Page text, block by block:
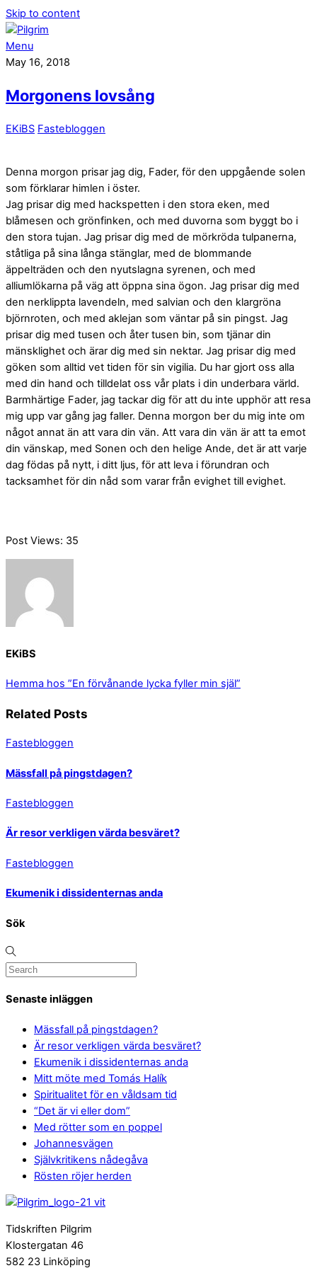
Skip to content
Menu
May 16, 2018
Morgonens lovsång
EKiBS Fastebloggen
Denna morgon prisar jag dig, Fader, för den uppgående solen
som förklarar himlen i öster.
Jag prisar dig med hackspetten i den stora eken, med
blåmesen och grönfinken, och med duvorna som byggt bo i
den stora tujan. Jag prisar dig med de mörkröda tulpanerna,
ståtliga på sina långa stänglar, med de blommande
äppelträden och den nyutslagna syrenen, och med
alliumlökarna på väg att öppna sina ögon. Jag prisar dig med
den nerklippta lavendeln, med salvian och den klargröna
björnroten, och med aklejan som väntar på sin pingst. Jag
prisar dig med tusen och åter tusen bin, som tjänar din
mänsklighet och ärar dig med sin nektar. Jag prisar dig med
göken som alltid vet tiden för sin vigilia. Du har gjort oss alla
med din hand och tilldelat oss vår plats i din underbara värld.
Barmhärtige Fader, jag tackar dig för att du inte upphör att resa
mig upp var gång jag faller. Denna morgon ber du mig inte om
något annat än att vara din vän. Att vara din vän är att ta emot
din vänskap, med Sonen och den helige Ande, det är att varje
dag födas på nytt, i ditt ljus, för att leva i förundran och
tacksamhet för din nåd som varar från evighet till evighet.
Post Views: 35
EKiBS
Hemma hos ”En förvånande lycka fyller min själ”
Related Posts
Fastebloggen
Mässfall på pingstdagen?
Fastebloggen
Är resor verkligen värda besväret?
Fastebloggen
Ekumenik i dissidenternas anda
Sök
Senaste inläggen
Mässfall på pingstdagen?
Är resor verkligen värda besväret?
Ekumenik i dissidenternas anda
Mitt möte med Tomás Halík
Spiritualitet för en våldsam tid
“Det är vi eller dom”
Med rötter som en poppel
Johannesvägen
Självkritikens nådegåva
Rösten röjer herden
Tidskriften Pilgrim
Klostergatan 46
582 23 Linköping